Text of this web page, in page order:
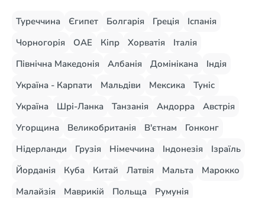
Туреччина Єгипет Болгарія Греція
Іспанія
Чорногорія
ОАЕ Кіпр Хорватія
Італія
Північна Македонія
Албанія Домінікана
Індія
Україна - Карпати
Мальдіви Мексика
Туніс
Україна
Шрі-Ланка Танзанія Андорра
Австрія
Угорщина
Великобританія В'єтнам
Гонконг
Нідерланди
Грузія Німеччина Індонезія
Ізраїль
Йорданія
Куба Китай Латвія Мальта
Марокко
Малайзія
Маврикій Польща Румунія